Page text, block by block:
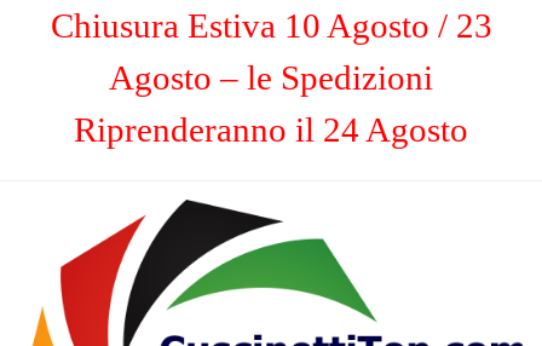
Chiusura Estiva 10 Agosto / 23
Agosto – le Spedizioni
Riprenderanno il 24 Agosto